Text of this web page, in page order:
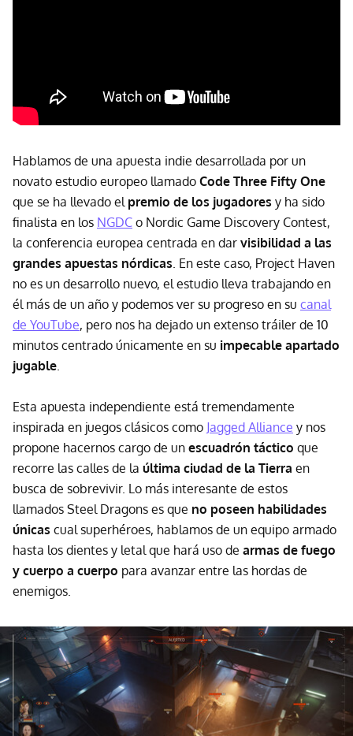
Hablamos de una apuesta indie desarrollada por un
novato estudio europeo llamado Code Three Fifty One
que se ha llevado el premio de los jugadores y ha sido
finalista en los NGDC o Nordic Game Discovery Contest,
la conferencia europea centrada en dar visibilidad a las
grandes apuestas nórdicas . En este caso, Project Haven
no es un desarrollo nuevo, el estudio lleva trabajando en
él más de un año y podemos ver su progreso en su canal
de YouTube, pero nos ha dejado un extenso tráiler de 10
minutos centrado únicamente en su impecable apartado
jugable
Esta apuesta independiente está tremendamente
inspirada en juegos clásicos como Jagged Alliance y nos
propone hacernos cargo de un escuadrón táctico que
recorre las calles de la última ciudad de la Tierra en
busca de sobrevivir. Lo más interesante de estos
llamados Steel Dragons es que no poseen habilidades
únicas cual superhéroes, hablamos de un equipo armado
hasta los dientes y letal que hará uso de armas de fuego
y cuerpo a cuerpo para avanzar entre las hordas de
enemigos.